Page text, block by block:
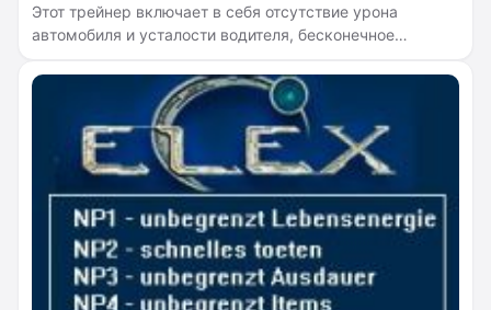
Этот трейнер включает в себя отсутствие урона
автомобиля и усталости водителя, бесконечное